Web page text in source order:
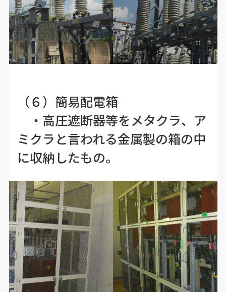
（６）簡易配電箱
・高圧遮断器等をメタクラ、ア
ミクラと言われる金属製の箱の中
に収納したもの。